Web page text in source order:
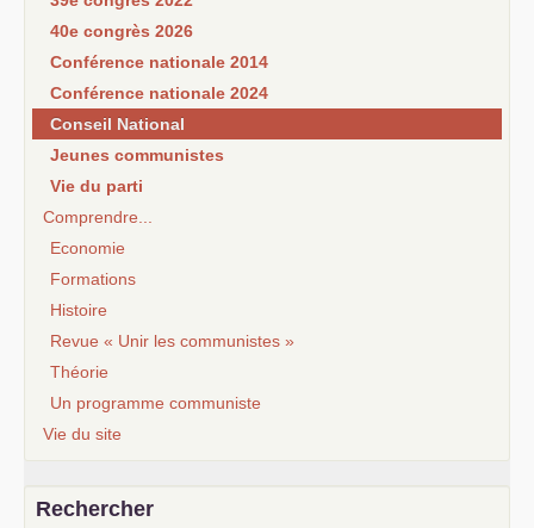
40e congrès 2026
Conférence nationale 2014
Conférence nationale 2024
Conseil National
Jeunes communistes
Vie du parti
Comprendre...
Economie
Formations
Histoire
Revue « Unir les communistes »
Théorie
Un programme communiste
Vie du site
Rechercher